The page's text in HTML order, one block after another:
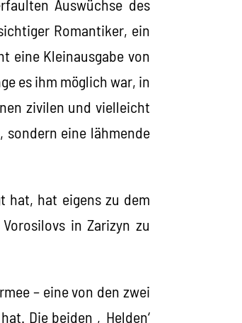
Auswüchse des
Romantiker, ein
eine Kleinausgabe von
es ihm möglich war, in
zivilen und vielleicht
sondern eine lähmende
hat, hat eigens zu dem
in Zarizyn zu
– eine von den zwei
Die beiden ‚Helden‘